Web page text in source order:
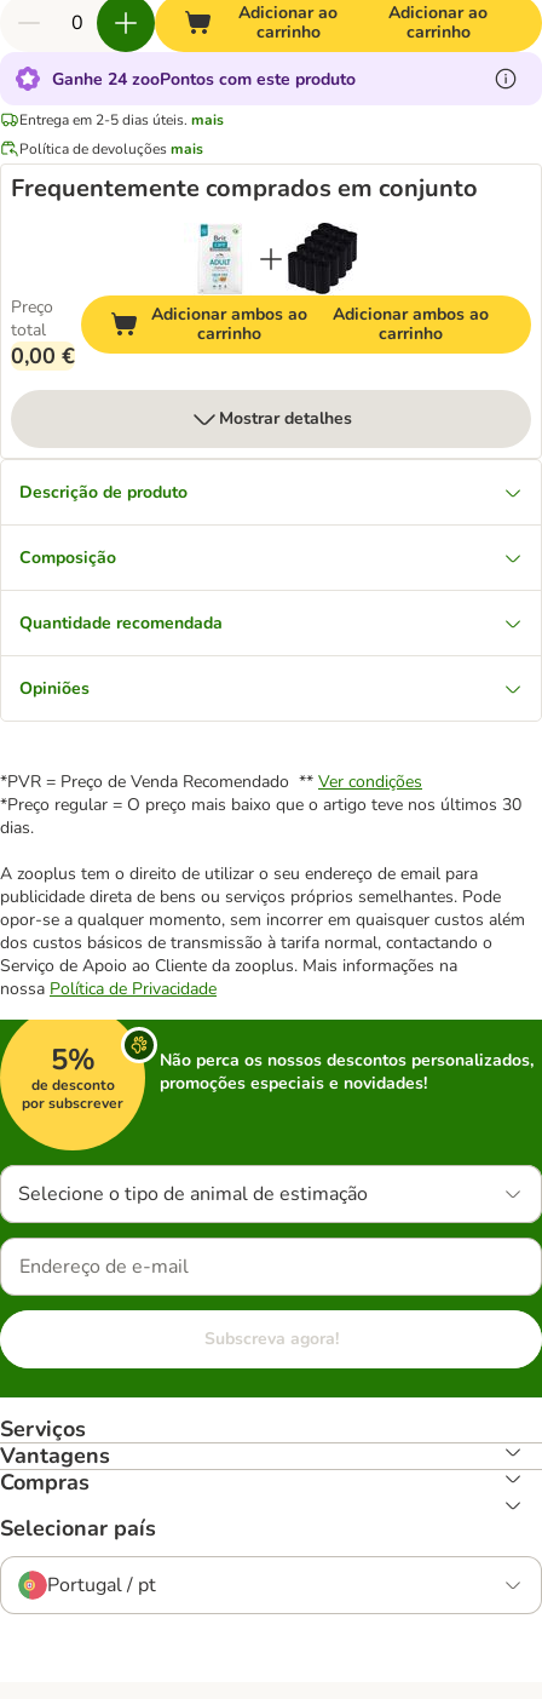
Adicionar ao
carrinho
Adicionar ao
carrinho
Ganhe 24 zooPontos com este produto
Entrega em 2-5 dias úteis. mais
Política de devoluçõesmais
Frequentemente comprados em conjunto
Preço
total
0,00 €
Adicionar ambos ao
carrinho
Adicionar ambos ao
carrinho
Mostrar detalhes
Descrição de produto
Composição
Quantidade recomendada
Opiniões
*PVR = Preço de Venda Recomendado ** Ver condições
*Preço regular = O preço mais baixo que o artigo teve nos últimos 30
dias.
A zooplus tem o direito de utilizar o seu endereço de email para
publicidade direta de bens ou serviços próprios semelhantes. Pode
opor-se a qualquer momento, sem incorrer em quaisquer custos além
dos custos básicos de transmissão à tarifa normal, contactando o
Serviço de Apoio ao Cliente da zooplus. Mais informações na
nossa Política de Privacidade
5%
de desconto
por subscrever
Não perca os nossos descontos personalizados,
promoções especiais e novidades!
Selecione o tipo de animal de estimação
Subscreva agora!
Serviços
Vantagens
Compras
Selecionar país
Portugal / pt